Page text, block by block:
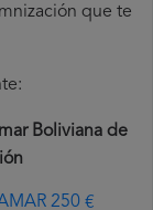
que te
Boliviana de
250 €